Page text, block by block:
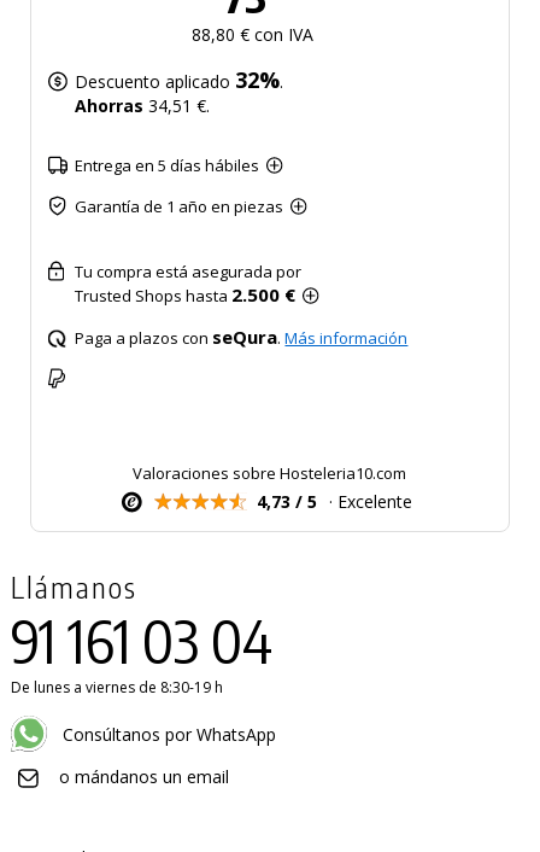
88,80 € con IVA
Descuento aplicado 32%.
Ahorras 34,51 €.
Entrega en 5 días hábiles
Garantía de 1 año en piezas
Tu compra está asegurada por
Trusted Shops hasta 2.500 €
Paga a plazos con seQura.Más información
Valoraciones sobre Hosteleria10.com
4,73 / 5 · Excelente
Llámanos
91 161 03 04
De lunes a viernes de 8:30-19 h
Consúltanos por WhatsApp
o mándanos un email